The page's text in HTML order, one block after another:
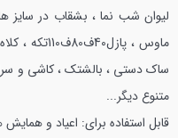
لیوان شب نما ، بشقاب در سايز
ماوس ،
ساك دستي ، بالشتك ، كاشي و
متنوع ديگر...
قابل استفاده براي: اعياد و همايش